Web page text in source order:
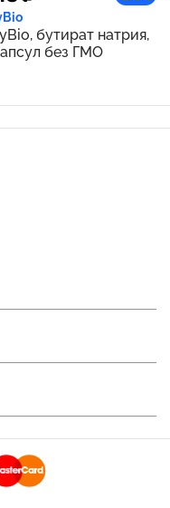
бутират натрия,
без ГМО